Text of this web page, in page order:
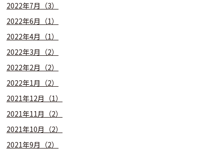
2022年7月（3）
2022年6月（1）
2022年4月（1）
2022年3月（2）
2022年2月（2）
2022年1月（2）
2021年12月（1）
2021年11月（2）
2021年10月（2）
2021年9月（2）